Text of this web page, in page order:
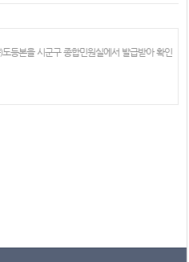
등본을 시군구 종합민원실에서 발급받아 확인